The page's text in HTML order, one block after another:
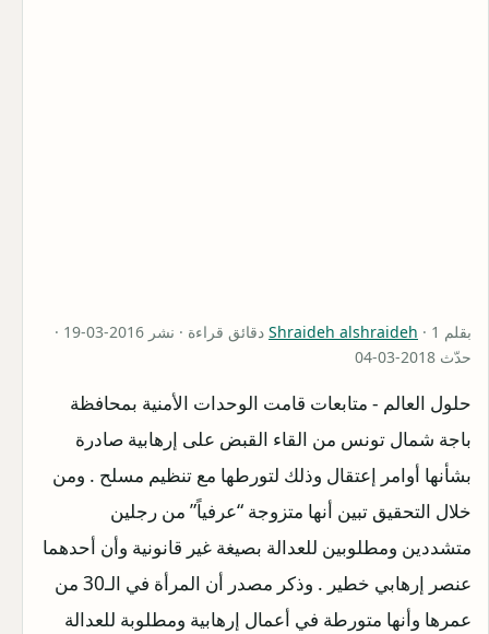
بقلم Shraideh alshraideh
· 1 دقائق قراءة · نشر 2016-03-19 ·
حدّث 2018-03-04
حلول العالم - متابعات قامت الوحدات الأمنية بمحافظة
باجة شمال تونس من القاء القبض على إرهابية صادرة
بشأنها أوامر إعتقال وذلك لتورطها مع تنظيم مسلح . ومن
خلال التحقيق تبين أنها متزوجة “عرفياً” من رجلين
متشددين ومطلوبين للعدالة بصيغة غير قانونية وأن أحدهما
عنصر إرهابي خطير . وذكر مصدر أن المرأة في الـ30 من
عمرها وأنها متورطة في أعمال إرهابية ومطلوبة للعدالة